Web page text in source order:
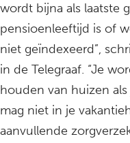
wordt bijna als laatste
pensioenleeftijd is of
niet geïndexeerd”,
in de Telegraaf. “Je
houden van huizen
mag niet in je
aanvullende